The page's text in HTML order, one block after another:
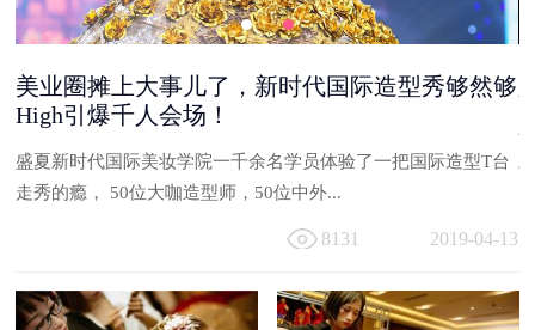
美业圈摊上大事儿了，新时代国际造型秀够然够
High引爆千人会场！
盛夏新时代国际美妆学院一千余名学员体验了一把国际造型T台
走秀的瘾， 50位大咖造型师，50位中外...
8131 2019-04-13